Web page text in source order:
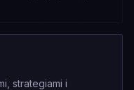
strategiami i